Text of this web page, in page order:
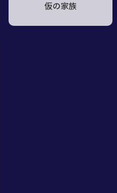
【外見】博愛に満ちた父
に憧れて執事の格好をし
仮の家族